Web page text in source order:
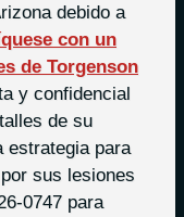
debido a
con un
de Torgenson
y confidencial
de su
estrategia para
sus lesiones
0747 para